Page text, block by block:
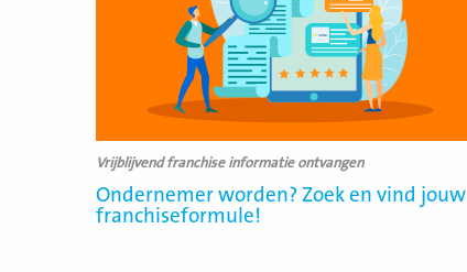
Vrijblijvend franchise informatie ontvangen
Ondernemer worden? Zoek en vind jouw
franchiseformule!